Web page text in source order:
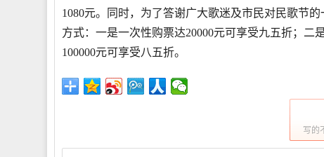
1080元。同时，为了答谢广大歌迷及市民对民歌节
方式：一是一次性购票达20000元可享受九五折；二
100000元可享受八五折。
写的